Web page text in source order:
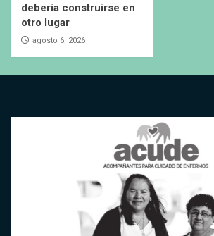
debería construirse en
otro lugar
agosto 6, 2026